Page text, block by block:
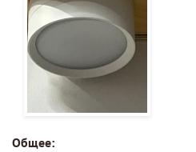
Общее: